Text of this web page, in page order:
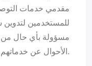
مقدمي خدمات
للمستخدمين لتدوين
الأحوال عن خدماتهم.